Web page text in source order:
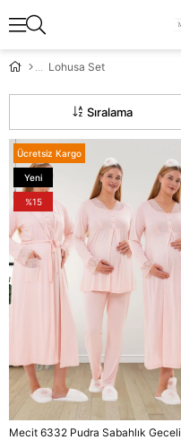
Lohusa Set
Sıralama
Ücretsiz Kargo
Yeni
Ürün
%15